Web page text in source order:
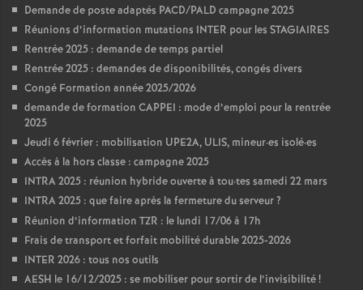
Demande de poste adaptés PACD/PALD campagne 2025
Réunions d’information mutations INTER pour les STAGIAIRES
Rentrée 2025 : demande de temps partiel
Rentrée 2025 : demandes de disponibilités, congés divers
Congé Formation année 2025/2026
demande de formation CAPPEI : mode d’emploi pour la rentrée
2025
Jeudi 6 février : mobilisation UPE2A, ULIS, mineur·es isolé·es
Accès à la hors classe : campagne 2025
INTRA 2025 : réunion hybride ouverte à tou·tes samedi 22 mars
INTRA 2025 : que faire après la fermeture du serveur?
Réunion d’information TZR : le lundi 17/06 à 17h
Frais de transport et forfait mobilité durable 2025-2026
INTER 2026 : tous nos outils
AESH le 16/12/2025 : se mobiliser pour sortir de l’invisibilité!